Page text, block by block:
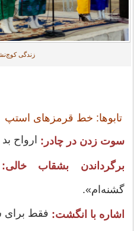
زندگی
تابوها: خط قرمزهای استپ
سوت زدن در چادر: ارواح
برگرداندن بشقاب خالی:
گشنه‌ام».
اشاره با انگشت: فقط